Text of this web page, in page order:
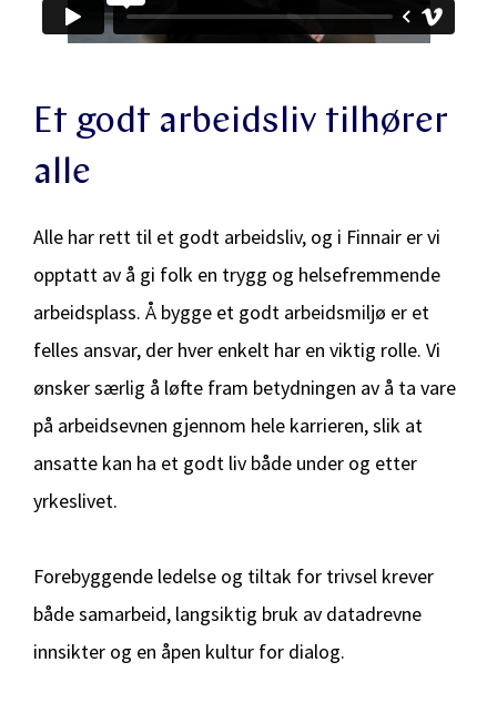
Et godt arbeidsliv tilhører
alle
Alle har rett til et godt arbeidsliv, og i Finnair er vi
opptatt av å gi folk en trygg og helsefremmende
arbeidsplass. Å bygge et godt arbeidsmiljø er et
felles ansvar, der hver enkelt har en viktig rolle. Vi
ønsker særlig å løfte fram betydningen av å ta vare
på arbeidsevnen gjennom hele karrieren, slik at
ansatte kan ha et godt liv både under og etter
yrkeslivet.
Forebyggende ledelse og tiltak for trivsel krever
både samarbeid, langsiktig bruk av datadrevne
innsikter og en åpen kultur for dialog.